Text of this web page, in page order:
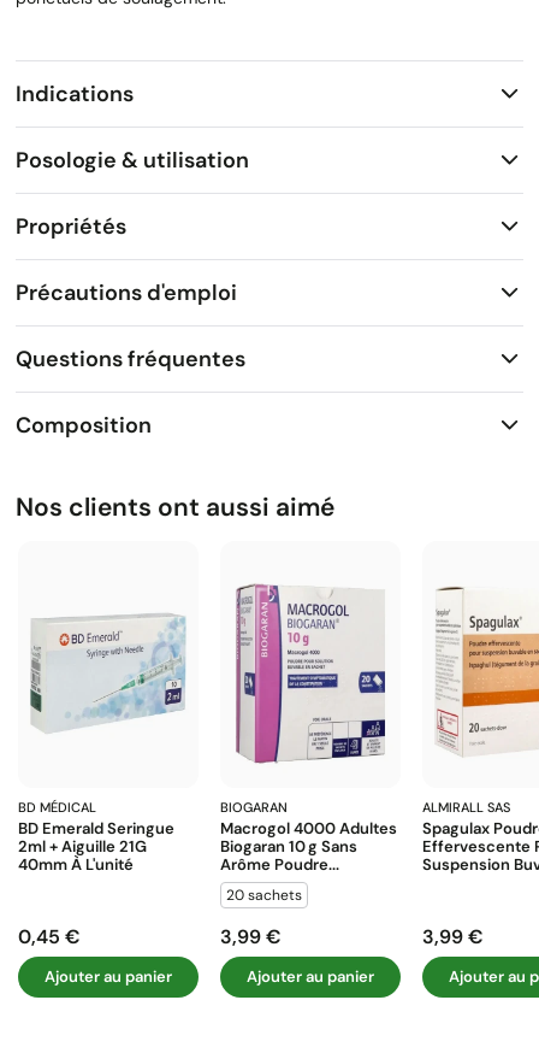
Indications
Posologie & utilisation
Propriétés
Précautions d'emploi
Questions fréquentes
Composition
Nos clients ont aussi aimé
BD MÉDICAL
BD Emerald Seringue
2ml + Aiguille 21G
40mm À L'unité
Prix
0,45 €
Ajouter au panier
BIOGARAN
Macrogol 4000 Adultes
Biogaran 10 G Sans
Arôme Poudre...
20 sachets
Prix
3,99 €
Ajouter au panier
ALMIRALL SAS
Spagulax
Effervescente
Suspension
Prix
3,99 €
Ajouter au